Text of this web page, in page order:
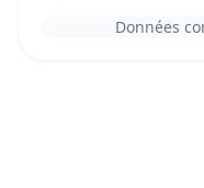
Données